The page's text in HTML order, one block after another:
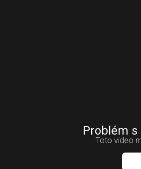
Problém
Toto video